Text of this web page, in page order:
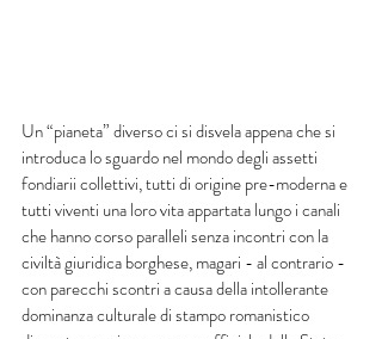
Un “pianeta” diverso ci si disvela appena che si
introduca lo sguardo nel mondo degli assetti
fondiarii collettivi, tutti di origine pre-moderna e
tutti viventi una loro vita appartata lungo i canali
che hanno corso paralleli senza incontri con la
civiltà giuridica borghese, magari - al contrario -
con parecchi scontri a causa della intollerante
dominanza culturale di stampo romanistico